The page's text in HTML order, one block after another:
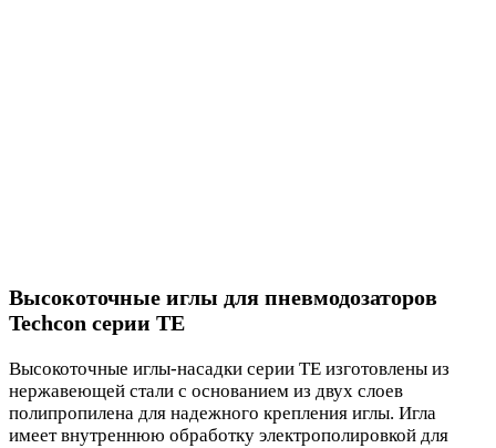
Высокоточные иглы для пневмодозаторов
Techcon серии TE
Высокоточные иглы-насадки серии TE изготовлены из
нержавеющей стали с основанием из двух слоев
полипропилена для надежного крепления иглы. Игла
имеет внутреннюю обработку электрополировкой для